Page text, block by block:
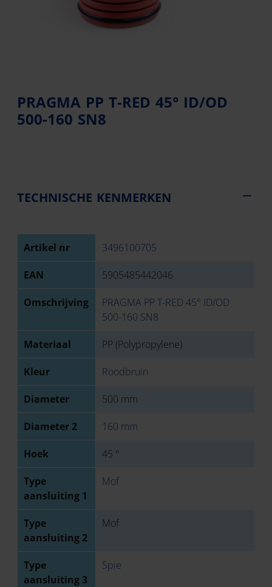
PRAGMA PP T-RED 45° ID/OD
500-160 SN8
TECHNISCHE KENMERKEN
Artikel nr 3496100705
EAN 5905485442046
Omschrijving
PRAGMA PP T-RED 45° ID/OD
500-160 SN8
Materiaal PP (Polypropylene)
Kleur Roodbruin
Diameter 500 mm
Diameter 2 160 mm
Hoek 45 °
Type
aansluiting 1
Mof
Type
aansluiting 2
Mof
Type
aansluiting 3
Spie